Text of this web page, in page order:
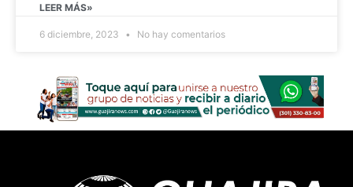
LEER MÁS»
6 diciembre, 2023 No hay comentarios